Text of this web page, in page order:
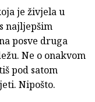
je živjela u
najljepšim
posve druga
Ne o onakvom
pod satom
Nipošto.